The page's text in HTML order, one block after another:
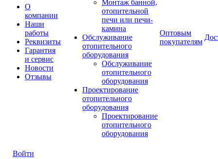
О
компании
Наши
работы
Реквизиты
Гарантия
и сервис
Новости
Отзывы
Монтаж банной,
отопительной
печи или печи-
камина
Обслуживание
отопительного
оборудования
Обслуживание
отопительного
оборудования
Проектирование
отопительного
оборудования
Проектирование
отопительного
оборудования
Оптовым
покупателям
Войти